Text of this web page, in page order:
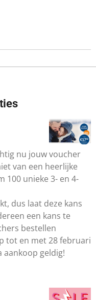
nu jouw voucher
van een heerlijke
100 unieke 3- en 4-
dus laat deze kans
een kans te
bestellen
tot en met 28 februari
aankoop geldig!